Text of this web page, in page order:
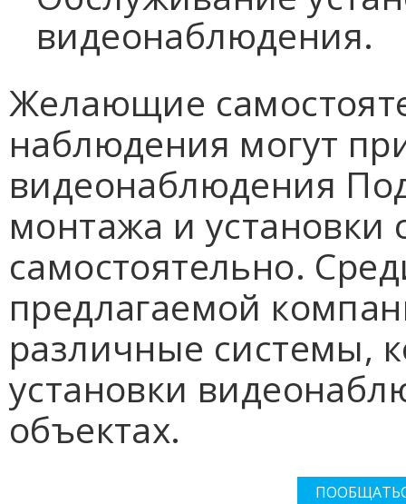
видеонаблюдения.
Желающие
наблюдения могут
видеонаблюдения
монтажа и
самостоятельно.
предлагаемой
различные системы,
установки
объектах.